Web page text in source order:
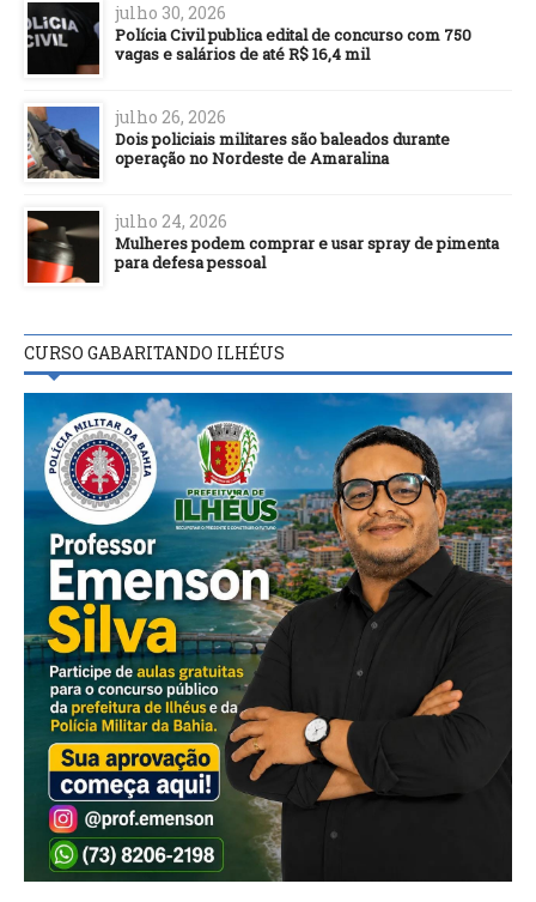
julho 30, 2026
Polícia Civil publica edital de concurso com 750
vagas e salários de até R$ 16,4 mil
julho 26, 2026
Dois policiais militares são baleados durante
operação no Nordeste de Amaralina
julho 24, 2026
Mulheres podem comprar e usar spray de pimenta
para defesa pessoal
CURSO GABARITANDO ILHÉUS